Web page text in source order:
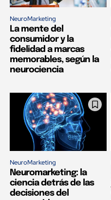
NeuroMarketing
La mente del
consumidor y la
fidelidad a marcas
memorables, según la
neurociencia
NeuroMarketing
Neuromarketing: la
ciencia detrás de las
decisiones del